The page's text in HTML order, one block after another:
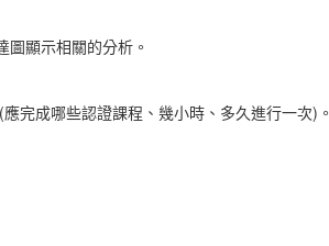
顯示相關的分析。
完成哪些認證課程、幾小時、多久進行一次)。